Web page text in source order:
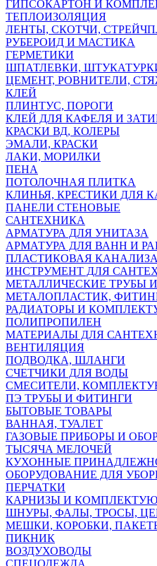
ГИПСОКАРТОН И
ТЕПЛОИЗОЛЯЦИЯ
ЛЕНТЫ, СКОТЧИ,
РУБЕРОИД И МАСТИКА
ГЕРМЕТИКИ
ШПАТЛЕВКИ,
ЦЕМЕНТ, РОВНИТЕЛИ,
КЛЕЙ
ПЛИНТУС, ПОРОГИ
КЛЕЙ ДЛЯ КАФЕЛЯ И
КРАСКИ ВД, КОЛЕРЫ
ЭМАЛИ, КРАСКИ
ЛАКИ, МОРИЛКИ
ПЕНА
ПОТОЛОЧНАЯ ПЛИТКА
КЛИНЬЯ, КРЕСТИКИ ДЛЯ
ПАНЕЛИ СТЕНОВЫЕ
САНТЕХНИКА
АРМАТУРА ДЛЯ УНИТАЗА
АРМАТУРА ДЛЯ ВАНН И
ПЛАСТИКОВАЯ
ИНСТРУМЕНТ ДЛЯ
МЕТАЛЛИЧЕСКИЕ ТРУБЫ
МЕТАЛОПЛАСТИК,
РАДИАТОРЫ И
ПОЛИПРОПИЛЕН
МАТЕРИАЛЫ ДЛЯ
ВЕНТИЛЯЦИЯ
ПОДВОДКА, ШЛАНГИ
СЧЕТЧИКИ ДЛЯ ВОДЫ
СМЕСИТЕЛИ,
ПЭ ТРУБЫ И ФИТИНГИ
БЫТОВЫЕ ТОВАРЫ
ВАННАЯ, ТУАЛЕТ
ГАЗОВЫЕ ПРИБОРЫ И
ТЫСЯЧА МЕЛОЧЕЙ
КУХОННЫЕ
ОБОРУДОВАНИЕ ДЛЯ
ПЕРЧАТКИ
КАРНИЗЫ И
ШНУРЫ, ФАЛЫ, ТРОСЫ,
МЕШКИ, КОРОБКИ,
ПИКНИК
ВОЗДУХОВОДЫ
СПЕЦОДЕЖДА